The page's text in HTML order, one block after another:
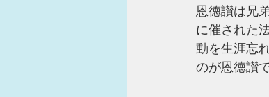
恩徳讃は兄
に催された
動を生涯忘
のが恩徳讃